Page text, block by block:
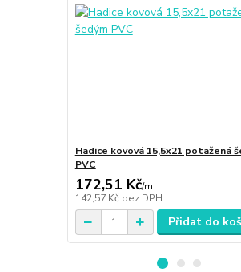
Hadice kovová 15,5x21 potažená
PVC
172,51 Kč/m
142,57 Kč bez DPH
Přidat do